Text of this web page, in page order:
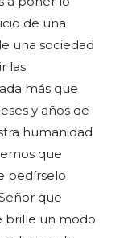
de una
una sociedad
las
más que
y años de
humanidad
que
pedírselo
que
brille un modo